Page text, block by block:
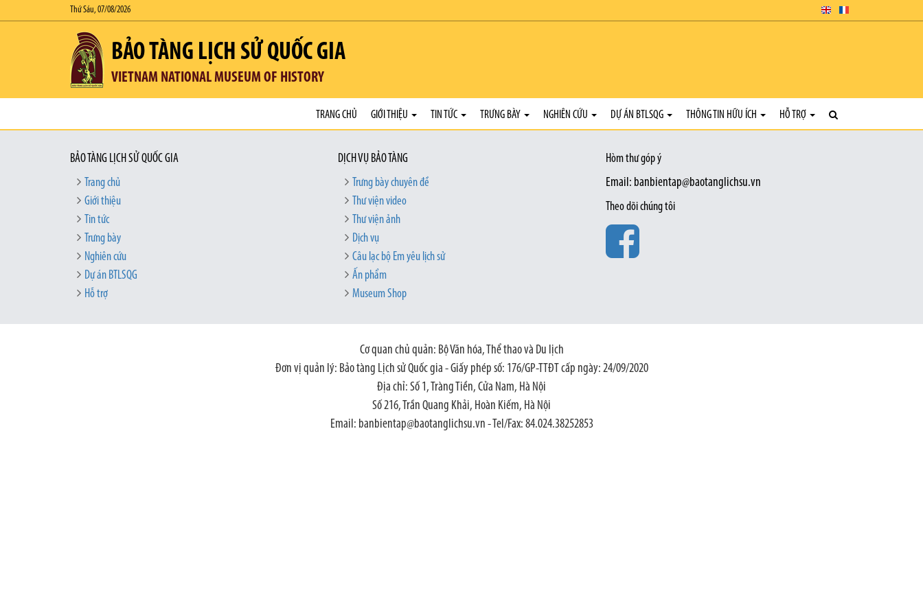
Thứ Sáu, 07/08/2026
BẢO TÀNG LỊCH SỬ QUỐC GIA
VIETNAM NATIONAL MUSEUM OF HISTORY
TRANG CHỦ GIỚI THIỆU TIN TỨC TRƯNG BÀY NGHIÊN CỨU DỰ ÁN BTLSQG THÔNG TIN HỮU ÍCH HỖ TRỢ
BẢO TÀNG LỊCH SỬ QUỐC GIA
Trang chủ
Giới thiệu
Tin tức
Trưng bày
Nghiên cứu
Dự án BTLSQG
Hỗ trợ
DỊCH VỤ BẢO TÀNG
Trưng bày chuyên đề
Thư viện video
Thư viện ảnh
Dịch vụ
Câu lạc bộ Em yêu lịch sử
Ấn phẩm
Museum Shop
Hòm thư góp ý
Email: banbientap@baotanglichsu.vn
Theo dõi chúng tôi
Cơ quan chủ quản: Bộ Văn hóa, Thể thao và Du lịch
Đơn vị quản lý: Bảo tàng Lịch sử Quốc gia - Giấy phép số: 176/GP-TTĐT cấp ngày: 24/09/2020
Địa chỉ: Số 1, Tràng Tiền, Cửa Nam, Hà Nội
Số 216, Trần Quang Khải, Hoàn Kiếm, Hà Nội
Email: banbientap@baotanglichsu.vn - Tel/Fax: 84.024.38252853